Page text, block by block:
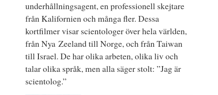
underhållningsagent, en professionell skejtare
från Kalifornien och många fler. Dessa
kortfilmer visar scientologer över hela världen,
från Nya Zeeland till Norge, och från Taiwan
till Israel. De har olika arbeten, olika liv och
talar olika språk, men alla säger stolt: ”Jag är
scientolog.”